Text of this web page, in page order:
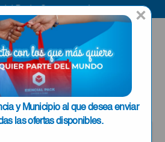
×
y Municipio al que desea enviar
las ofertas disponibles.
ENVIAR A LA
HABANA